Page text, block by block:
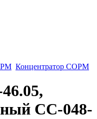
Концентратор СОРМ
СС-048-